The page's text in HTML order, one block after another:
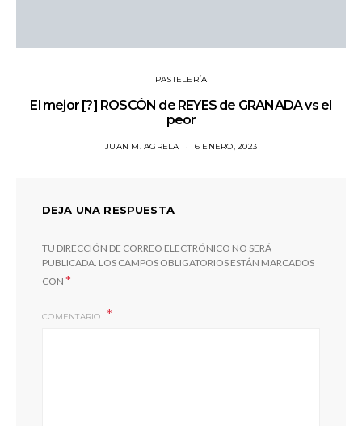
PASTELERÍA
El mejor [?] ROSCÓN de REYES de GRANADA vs el
peor
JUAN M. AGRELA 6 ENERO, 2023
DEJA UNA RESPUESTA
TU DIRECCIÓN DE CORREO ELECTRÓNICO NO SERÁ
PUBLICADA. LOS CAMPOS OBLIGATORIOS ESTÁN MARCADOS
CON *
COMENTARIO